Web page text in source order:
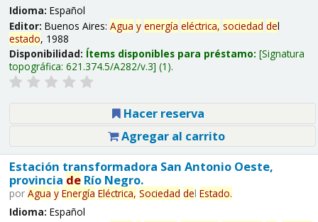
Idioma: Español
Editor: Buenos Aires: Agua y energía eléctrica, sociedad del
estado, 1988
Disponibilidad: Ítems disponibles para préstamo: Signatura
topográfica: 621.374.5/A282/v.3 (1).
Hacer reserva
Agregar al carrito
Estación transformadora San Antonio Oeste,
provincia deRío Negro.
por Agua y Energía Eléctrica, Sociedad del Estado.
Idioma: Español